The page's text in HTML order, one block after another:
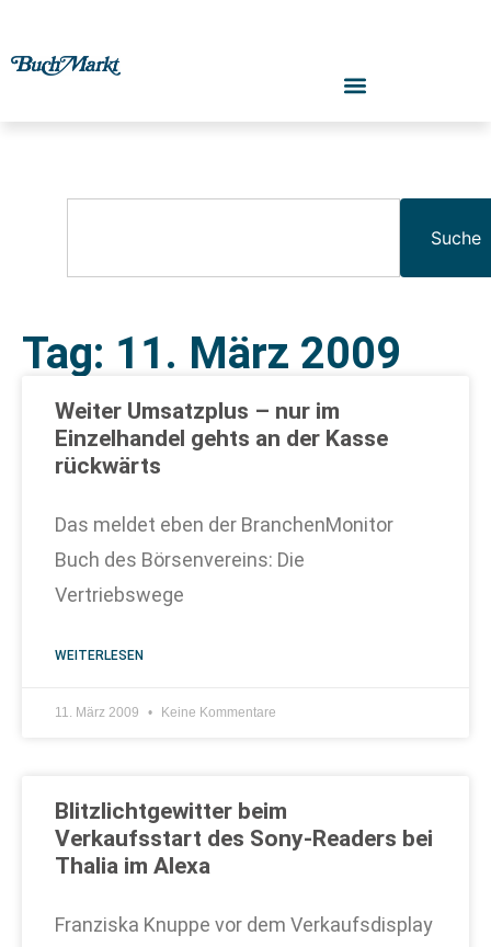
Suche
Tag: 11. März 2009
Weiter Umsatzplus – nur im
Einzelhandel gehts an der Kasse
rückwärts
Das meldet eben der BranchenMonitor
Buch des Börsenvereins: Die
Vertriebswege
WEITERLESEN
11. März 2009 Keine Kommentare
Blitzlichtgewitter beim
Verkaufsstart des Sony-Readers bei
Thalia im Alexa
Franziska Knuppe vor dem Verkaufsdisplay